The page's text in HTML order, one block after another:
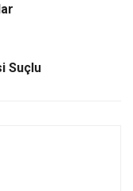
Suçlu